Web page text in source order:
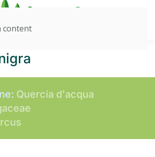
content
Quercia d'acqua